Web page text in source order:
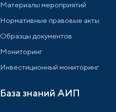
Материалы мероприятий
Нормативные правовые акты
Образцы документов
Мониторинг
Инвестиционный мониторинг
База знаний АИП